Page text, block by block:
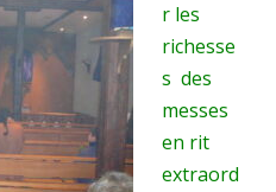
r les
richesse
s des
messes
en rit
extraord